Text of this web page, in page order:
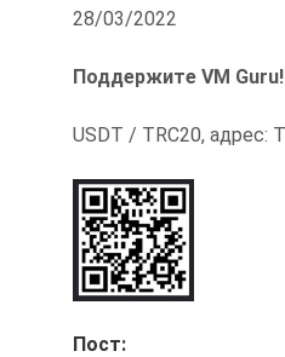
28/03/2022
Поддержите VM Guru!
USDT / TRC20, адрес:
Пост: